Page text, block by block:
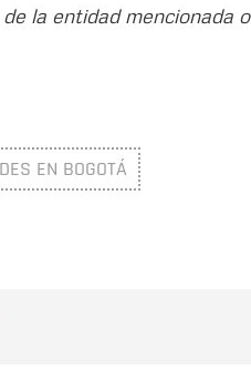
la entidad mencionada o
EN BOGOTÁ